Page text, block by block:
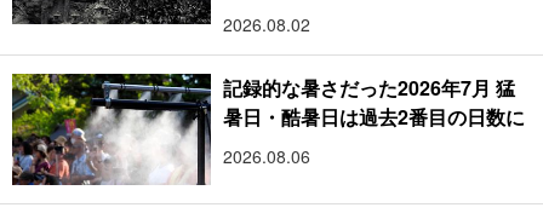
2026.08.02
記録的な暑さだった2026年7月 猛
暑日・酷暑日は過去2番目の日数に
2026.08.06